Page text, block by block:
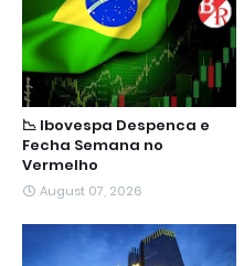
📉 Ibovespa Despenca e
Fecha Semana no
Vermelho
August 07, 2026